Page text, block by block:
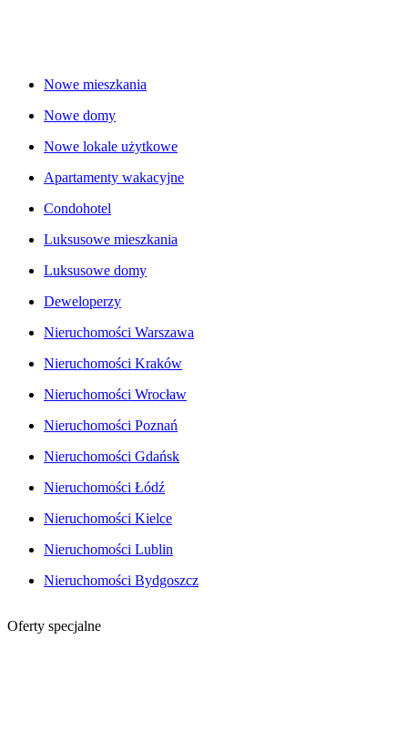
Nowe mieszkania
Nowe domy
Nowe lokale użytkowe
Apartamenty wakacyjne
Condohotel
Luksusowe mieszkania
Luksusowe domy
Deweloperzy
Nieruchomości Warszawa
Nieruchomości Kraków
Nieruchomości Wrocław
Nieruchomości Poznań
Nieruchomości Gdańsk
Nieruchomości Łódź
Nieruchomości Kielce
Nieruchomości Lublin
Nieruchomości Bydgoszcz
Oferty specjalne